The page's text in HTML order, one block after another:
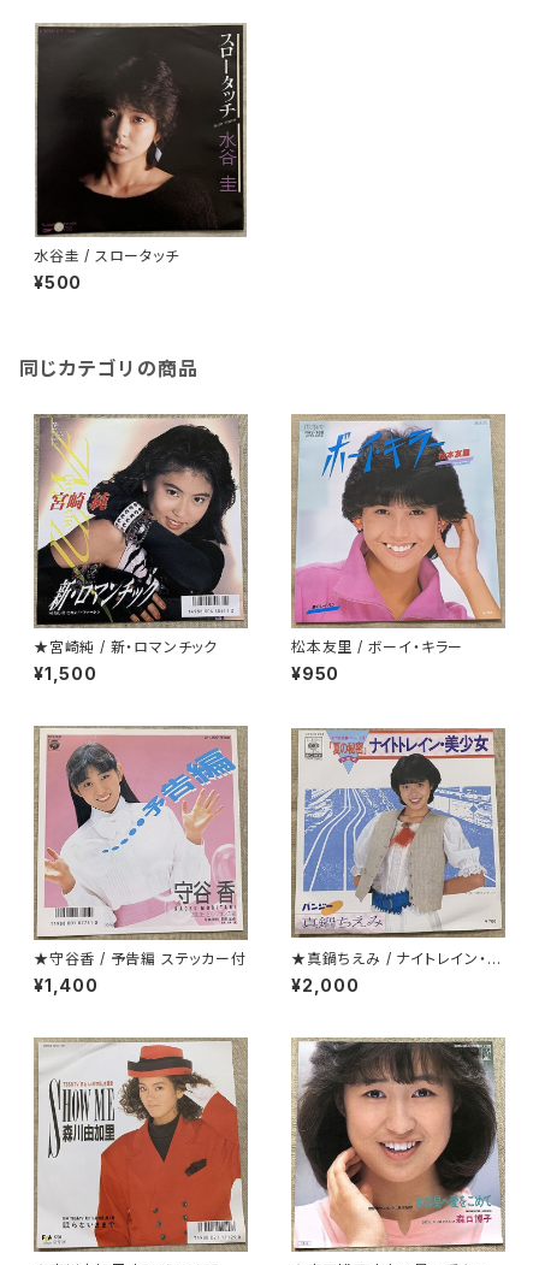
水谷圭 / スロータッチ
¥500
同じカテゴリの商品
★宮崎純 / 新・ロマンチック
¥1,500
松本友里 / ボーイ・キラー
¥950
★守谷香 / 予告編 ステッカー付
¥1,400
★真鍋ちえみ / ナイトレイン・美
少女 プロモ
¥2,000